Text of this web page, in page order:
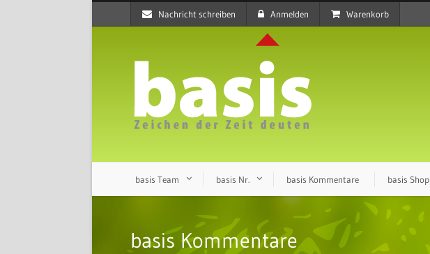
Nachricht schreiben Anmelden Warenkorb
basis Team basis Nr. basis Kommentare basis Shop
basis Kommentare